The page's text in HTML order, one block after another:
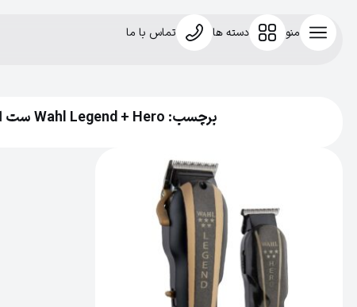
منو دسته ها تماس با ما
برچسب: Wahl Legend + Hero ست اصلاح